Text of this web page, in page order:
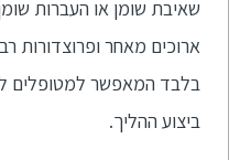
שאיבת שומן או העברות
ארוכים מאחר ופרוצדורות
בלבד המאפשר למטופלים
ביצוע ההליך.